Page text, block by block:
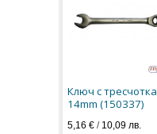
Ключ с тресчотка
14mm (150337)
5,16 € / 10,09 лв.